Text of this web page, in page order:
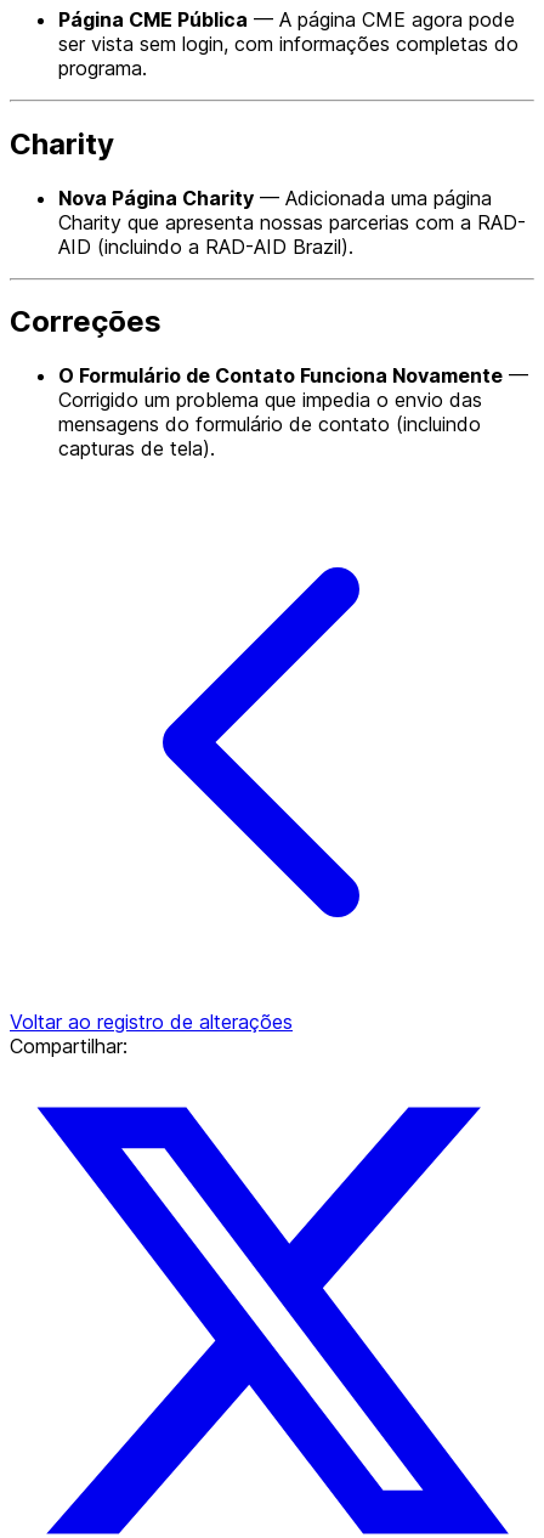
Página CME Pública — A página CME agora pode
ser vista sem login, com informações completas do
programa.
Charity
Nova Página Charity — Adicionada uma página
Charity que apresenta nossas parcerias com a RAD-
AID (incluindo a RAD-AID Brazil).
Correções
O Formulário de Contato Funciona Novamente —
Corrigido um problema que impedia o envio das
mensagens do formulário de contato (incluindo
capturas de tela).
Voltar ao registro de alterações
Compartilhar: